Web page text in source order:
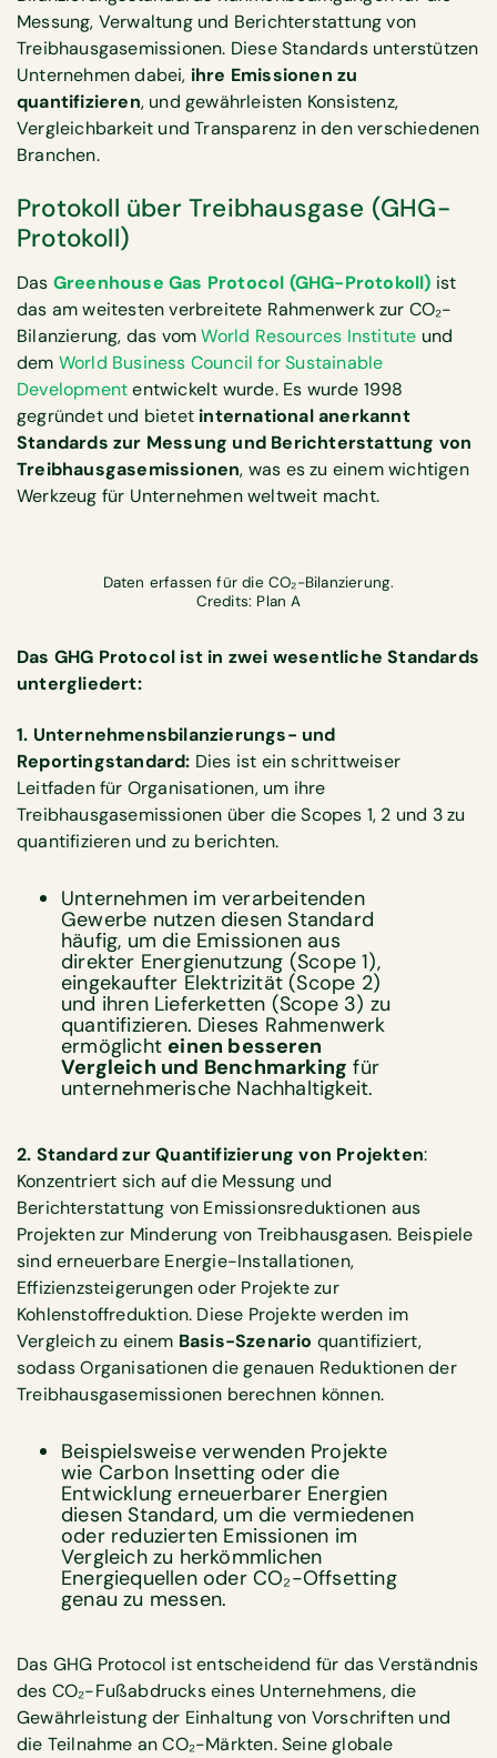
Messung, Verwaltung und Berichterstattung von
Treibhausgasemissionen. Diese Standards unterstützen
Unternehmen dabei, ihre Emissionen zu
quantifizieren, und gewährleisten Konsistenz,
Vergleichbarkeit und Transparenz in den verschiedenen
Branchen.
Protokoll über Treibhausgase (GHG-
Protokoll)
Das Greenhouse Gas Protocol (GHG-Protokoll) ist
das am weitesten verbreitete Rahmenwerk zur CO₂-
Bilanzierung, das vomWorld Resources Institute und
dem World Business Council for Sustainable
Developmententwickelt wurde. Es wurde 1998
gegründet und bietet international anerkannt
Standards zur Messung und Berichterstattung von
Treibhausgasemissionen, was es zu einem wichtigen
Werkzeug für Unternehmen weltweit macht.
Daten erfassen für die CO₂-Bilanzierung.
Credits: Plan A
Das GHG Protocol ist in zwei wesentliche Standards
untergliedert:
1. Unternehmensbilanzierungs- und
Reportingstandard: Dies ist ein schrittweiser
Leitfaden für Organisationen, um ihre
Treibhausgasemissionen über die Scopes 1, 2 und 3 zu
quantifizieren und zu berichten.
Unternehmen im verarbeitenden
Gewerbe nutzen diesen Standard
häufig, um die Emissionen aus
direkter Energienutzung (Scope 1),
eingekaufter Elektrizität (Scope 2)
und ihren Lieferketten (Scope 3) zu
quantifizieren. Dieses Rahmenwerk
ermöglicht einen besseren
Vergleich und Benchmarking für
unternehmerische Nachhaltigkeit.
2. Standard zur Quantifizierung von Projekten:
Konzentriert sich auf die Messung und
Berichterstattung von Emissionsreduktionen aus
Projekten zur Minderung von Treibhausgasen. Beispiele
sind erneuerbare Energie-Installationen,
Effizienzsteigerungen oder Projekte zur
Kohlenstoffreduktion. Diese Projekte werden im
Vergleich zu einem Basis-Szenario quantifiziert,
sodass Organisationen die genauen Reduktionen der
Treibhausgasemissionen berechnen können.
Beispielsweise verwenden Projekte
wie Carbon Insetting oder die
Entwicklung erneuerbarer Energien
diesen Standard, um die vermiedenen
oder reduzierten Emissionen im
Vergleich zu herkömmlichen
Energiequellen oder CO₂-Offsetting
genau zu messen.
Das GHG Protocol ist entscheidend für das Verständnis
des CO₂-Fußabdrucks eines Unternehmens, die
Gewährleistung der Einhaltung von Vorschriften und
die Teilnahme an CO₂-Märkten. Seine globale